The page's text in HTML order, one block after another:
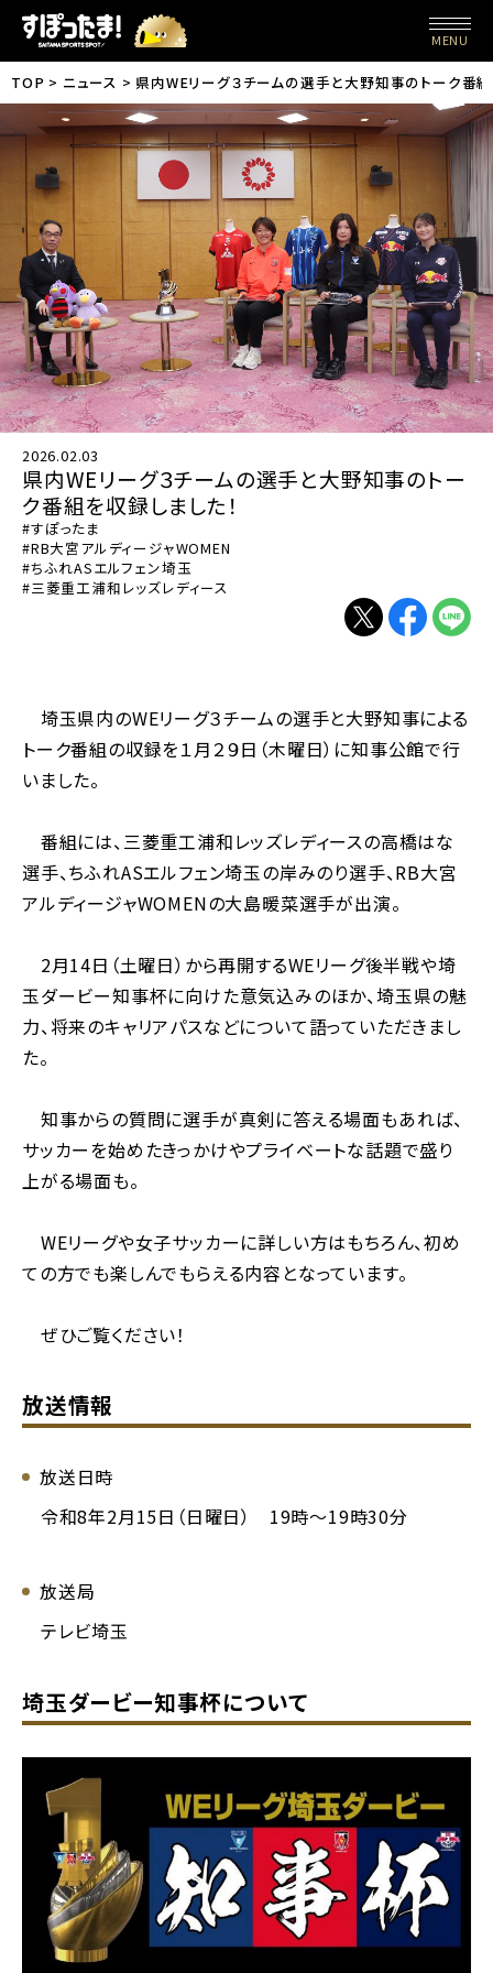
MENU
TOP ニュース 県内WEリーグ３チームの選手と大野知事のトーク番組
2026.02.03
県内WEリーグ３チームの選手と大野知事のトー
ク番組を収録しました！
#すぽったま
#RB大宮アルディージャWOMEN
#ちふれASエルフェン埼玉
#三菱重工浦和レッズレディース
埼玉県内のWEリーグ３チームの選手と大野知事による
トーク番組の収録を１月２９日（木曜日）に知事公館で行
いました。
番組には、三菱重工浦和レッズレディースの高橋はな
選手、ちふれASエルフェン埼玉の岸みのり選手、RB大宮
アルディージャWOMENの大島暖菜選手が出演。
2月14日（土曜日）から再開するWEリーグ後半戦や埼
玉ダービー知事杯に向けた意気込みのほか、埼玉県の魅
力、将来のキャリアパスなどについて語っていただきまし
た。
知事からの質問に選手が真剣に答える場面もあれば、
サッカーを始めたきっかけやプライベートな話題で盛り
上がる場面も。
WEリーグや女子サッカーに詳しい方はもちろん、初め
ての方でも楽しんでもらえる内容となっています。
ぜひご覧ください！
放送情報
放送日時
令和8年2月15日（日曜日） 19時～19時30分
放送局
テレビ埼玉
埼玉ダービー知事杯について